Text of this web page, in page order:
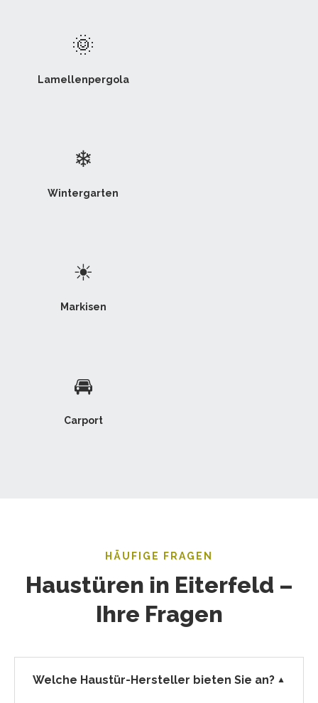
🌞
Lamellenpergola
❄
Wintergarten
☀
Markisen
🚘
Carport
HÄUFIGE FRAGEN
Haustüren in Eiterfeld –
Ihre Fragen
Welche Haustür-Hersteller bieten Sie an? ▼